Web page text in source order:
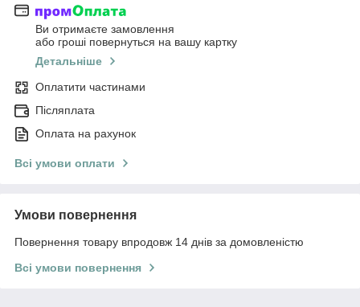
Ви отримаєте замовлення
або гроші повернуться на вашу картку
Детальніше
Оплатити частинами
Післяплата
Оплата на рахунок
Всі умови оплати
Умови повернення
Повернення товару впродовж 14 днів за домовленістю
Всі умови повернення